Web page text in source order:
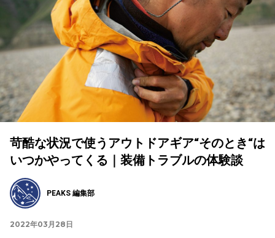
苛酷な状況で使うアウトドアギア“そのとき“は
いつかやってくる｜装備トラブルの体験談
PEAKS 編集部
2022年03月28日